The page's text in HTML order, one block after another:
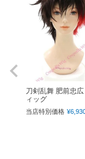
刀剣乱舞 肥前忠広
ィッグ
当店特別価格 ¥